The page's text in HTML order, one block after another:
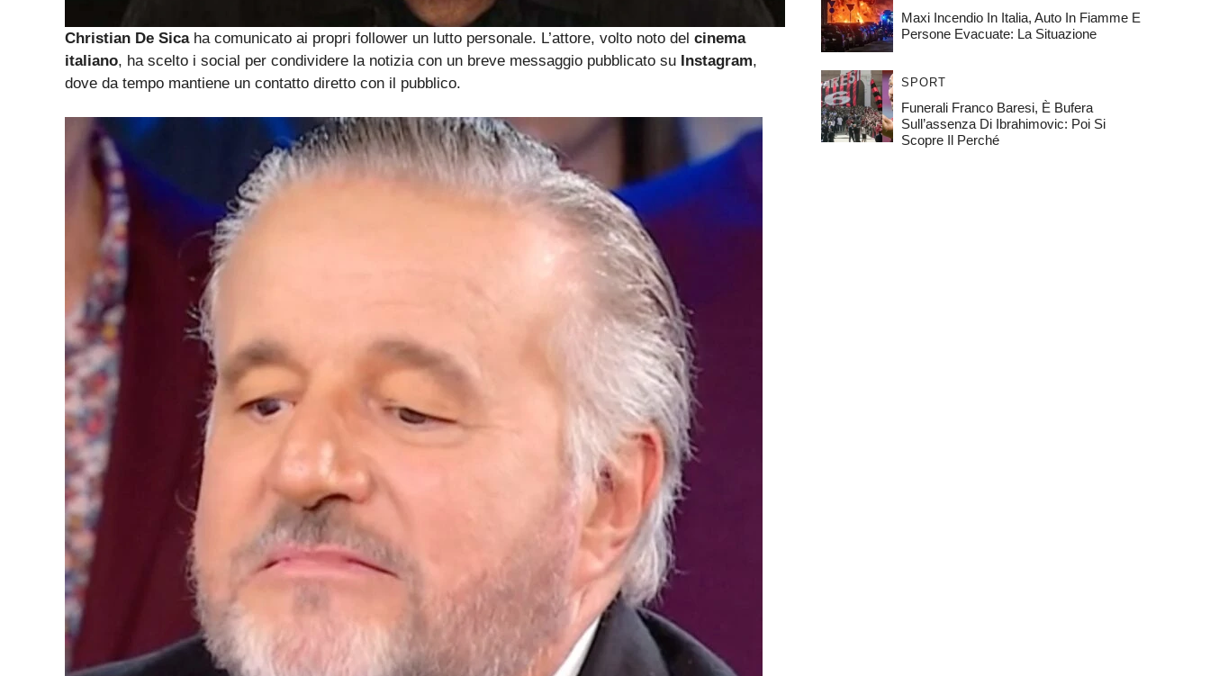
Christian De Sicaha comunicato ai propri follower un lutto personale. L’attore, volto noto del cinema
italiano, ha scelto i social per condividere la notizia con un breve messaggio pubblicato su Instagram,
dove da tempo mantiene un contatto diretto con il pubblico.
Maxi Incendio In Italia, Auto In Fiamme E
Persone Evacuate: La Situazione
SPORT
Funerali Franco Baresi, È Bufera
Sull’assenza Di Ibrahimovic: Poi Si
Scopre Il Perché